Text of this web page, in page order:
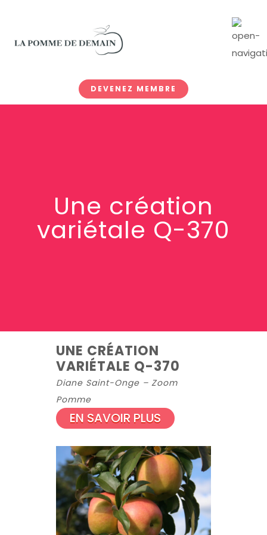
DEVENEZ MEMBRE
Une création
variétale Q-370
UNE CRÉATION
VARIÉTALE Q-370
Diane Saint-Onge – Zoom
Pomme
EN SAVOIR PLUS